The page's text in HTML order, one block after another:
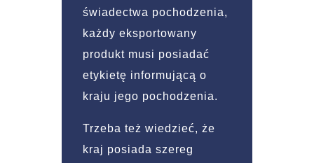
świadectwa pochodzenia,
każdy eksportowany
produkt musi posiadać
etykietę informującą o
kraju jego pochodzenia.
Trzeba też wiedzieć, że
kraj posiada szereg